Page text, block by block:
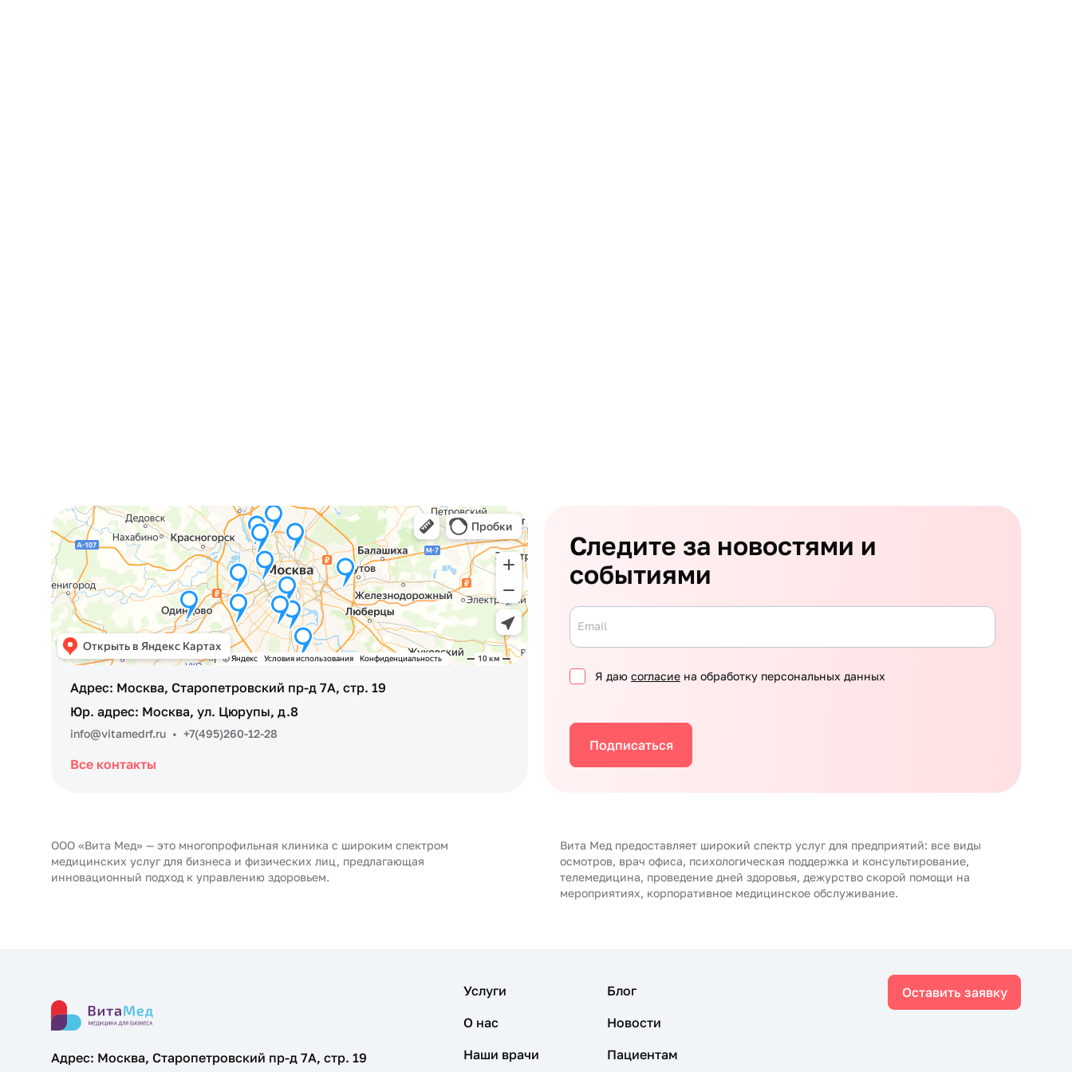
Адрес: Москва, Старопетровский пр-д 7А, стр. 19
Юр. адрес: Москва, ул. Цюрупы, д.8
info@vitamedrf.ru • +7(495)260-12-28
Все контакты
Следите за новостями и
событиями
Email
Я даю согласие на обработку персональных данных
Подписаться
ООО «Вита Мед» — это многопрофильная клиника с широким спектром
медицинских услуг для бизнеса и физических лиц, предлагающая
инновационный подход к управлению здоровьем.
Вита Мед предоставляет широкий спектр услуг для предприятий: все виды
осмотров, врач офиса, психологическая поддержка и консультирование,
телемедицина, проведение дней здоровья, дежурство скорой помощи на
мероприятиях, корпоративное медицинское обслуживание.
Адрес: Москва, Старопетровский пр-д 7А, стр. 19
Услуги
О нас
Наши врачи
Блог
Новости
Пациентам
Оставить заявку